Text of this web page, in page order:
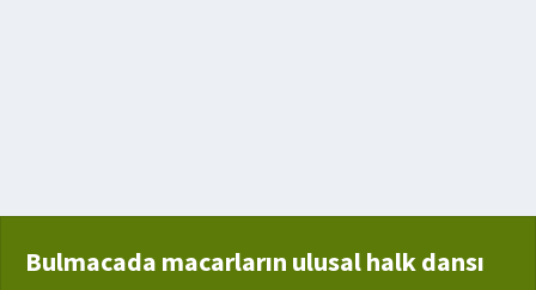
Bulmacada macarların ulusal halk dansı